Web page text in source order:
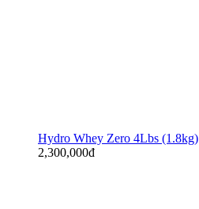
Hydro Whey Zero 4Lbs (1.8kg)
2,300,000đ